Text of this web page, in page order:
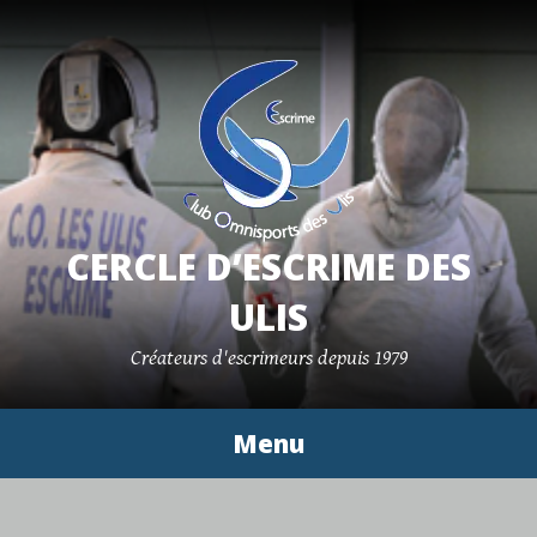
au
contenu
principal
CERCLE D’ESCRIME DES
ULIS
Créateurs d'escrimeurs depuis 1979
Menu